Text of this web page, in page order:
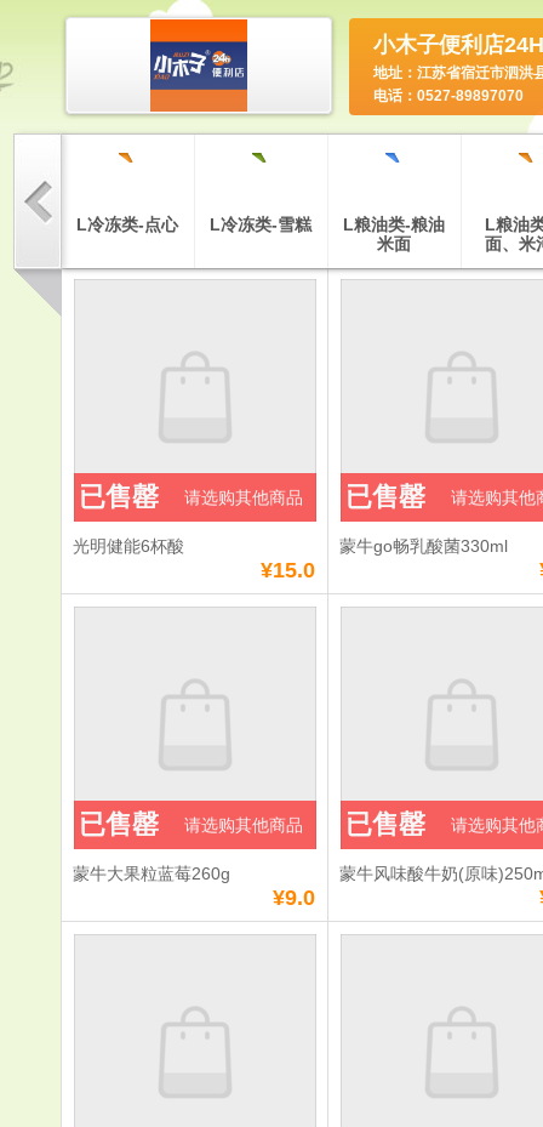
小木子便利店
地址：江苏省宿迁市泗洪
电话：0527-89897070
、黄
`
L冷冻类-点心
`
L冷冻类-雪糕
`
L粮油类-粮油
米面
`
L粮油
面、米
光明健能6杯酸
¥15.0
已售罄 请选购其他商品
蒙牛go畅乳酸菌330ml
已售罄 请选购其他
蒙牛大果粒蓝莓260g
¥9.0
已售罄 请选购其他商品
蒙牛风味酸牛奶(原味
已售罄 请选购其他